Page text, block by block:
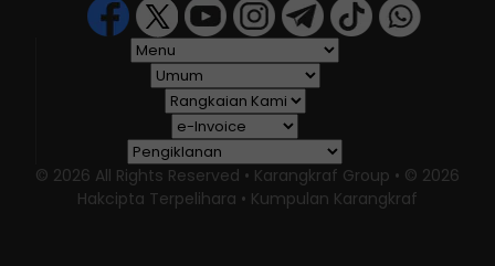
© 2026 All Rights Reserved • Karangkraf Group • © 2026
Hakcipta Terpelihara • Kumpulan Karangkraf